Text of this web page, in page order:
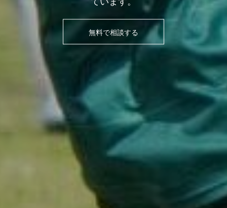
無料で相談する